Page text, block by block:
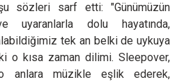
sözleri sarf etti: "Günümüzün
uyaranlarla dolu hayatında,
tek an belki de uykuya
o kısa zaman dilimi. Sleepover,
anlara müzikle eşlik ederek,